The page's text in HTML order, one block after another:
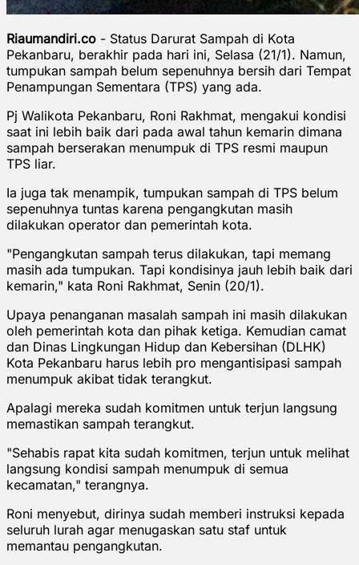
Riaumandiri.co - Status Darurat Sampah di Kota
Pekanbaru, berakhir pada hari ini, Selasa (21/1). Namun,
tumpukan sampah belum sepenuhnya bersih dari Tempat
Penampungan Sementara (TPS) yang ada.
Pj Walikota Pekanbaru, Roni Rakhmat, mengakui kondisi
saat ini lebih baik dari pada awal tahun kemarin dimana
sampah berserakan menumpuk di TPS resmi maupun
TPS liar.
Ia juga tak menampik, tumpukan sampah di TPS belum
sepenuhnya tuntas karena pengangkutan masih
dilakukan operator dan pemerintah kota.
"Pengangkutan sampah terus dilakukan, tapi memang
masih ada tumpukan. Tapi kondisinya jauh lebih baik dari
kemarin," kata Roni Rakhmat, Senin (20/1).
Upaya penanganan masalah sampah ini masih dilakukan
oleh pemerintah kota dan pihak ketiga. Kemudian camat
dan Dinas Lingkungan Hidup dan Kebersihan (DLHK)
Kota Pekanbaru harus lebih pro mengantisipasi sampah
menumpuk akibat tidak terangkut.
Apalagi mereka sudah komitmen untuk terjun langsung
memastikan sampah terangkut.
"Sehabis rapat kita sudah komitmen, terjun untuk melihat
langsung kondisi sampah menumpuk di semua
kecamatan," terangnya.
Roni menyebut, dirinya sudah memberi instruksi kepada
seluruh lurah agar menugaskan satu staf untuk
memantau pengangkutan.